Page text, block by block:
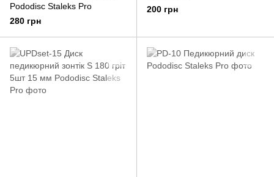
Pododisc Staleks Pro
280 грн
200 грн